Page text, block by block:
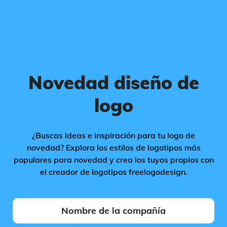
Novedad diseño de
logo
¿Buscas ideas e inspiración para tu logo de
novedad? Explora los estilos de logotipos más
populares para novedad y crea los tuyos propios con
el creador de logotipos freelogodesign.